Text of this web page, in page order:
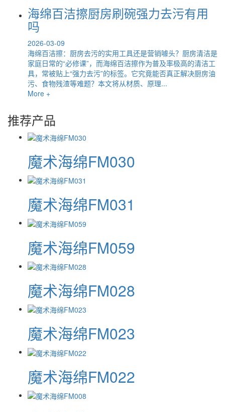
海绵百洁擦厨房刷碗强力去污有用
吗
2026-03-09
海绵百洁擦：厨房去污的实用工具还是营销噱头？厨房清洁是
家庭日常的“必修课”，而海绵百洁擦作为普及率极高的清洁工
具，常被贴上“强力去污”的标签。它究竟能否真正解决厨房油
污、食物残渣等难题？本文将从材质、原理...
More +
推荐产品
魔术海绵FM030
魔术海绵FM031
魔术海绵FM059
魔术海绵FM028
魔术海绵FM023
魔术海绵FM022